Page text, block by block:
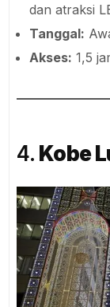
dan atraksi
Tanggal:
Akses: 1,5
4. Kobe